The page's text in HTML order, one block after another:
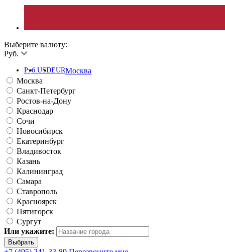
Выберите валюту:
Руб.
Руб.USDEURМосква
Москва
Санкт-Петербург
Ростов-на-Дону
Краснодар
Сочи
Новосибирск
Екатеринбург
Владивосток
Казань
Калининград
Самара
Ставрополь
Красноярск
Пятигорск
Сургут
Или укажите: